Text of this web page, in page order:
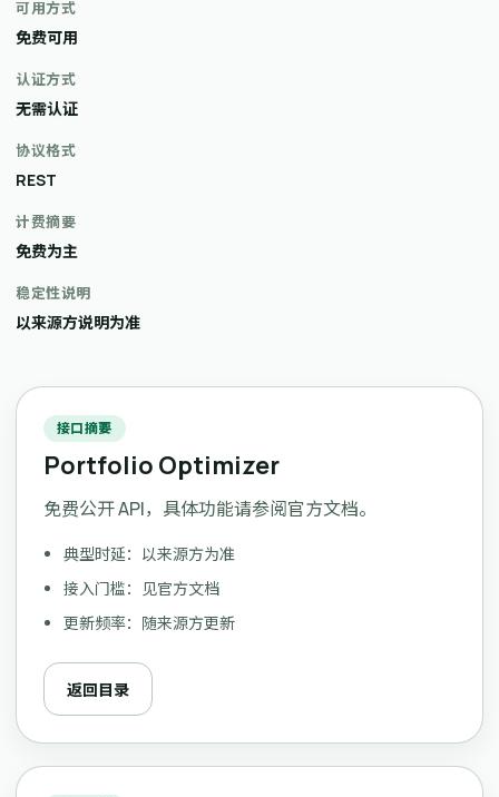
可用方式
免费可用
认证方式
无需认证
协议格式
REST
计费摘要
免费为主
稳定性说明
以来源方说明为准
接口摘要
Portfolio Optimizer
免费公开 API，具体功能请参阅官方文档。
典型时延：以来源方为准
接入门槛：见官方文档
更新频率：随来源方更新
返回目录